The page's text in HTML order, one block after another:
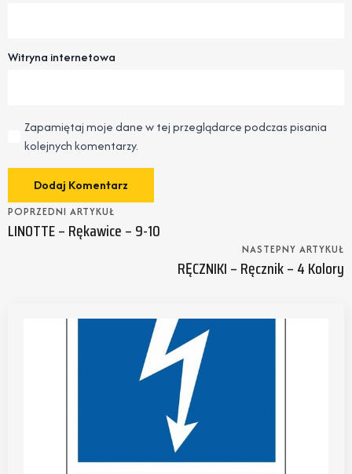
Witryna internetowa
Zapamiętaj moje dane w tej przeglądarce podczas pisania
kolejnych komentarzy.
POPRZEDNI ARTYKUŁ
LINOTTE – Rękawice – 9-10
NASTEPNY ARTYKUŁ
RĘCZNIKI – Ręcznik – 4 Kolory